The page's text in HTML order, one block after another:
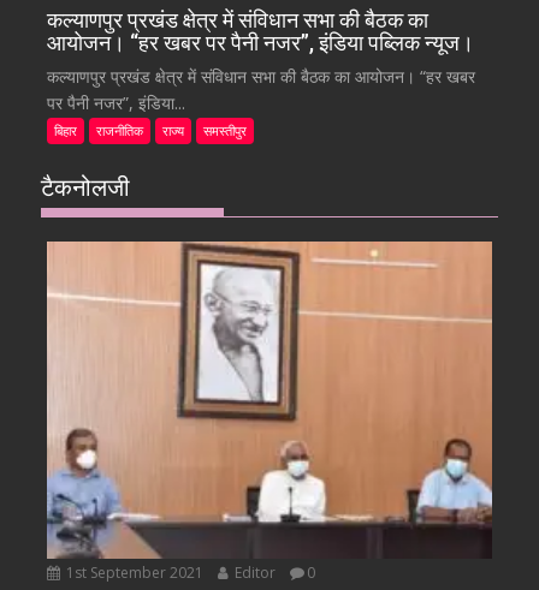
कल्याणपुर प्रखंड क्षेत्र में संविधान सभा की बैठक का
आयोजन। “हर खबर पर पैनी नजर”, इंडिया पब्लिक न्यूज।
कल्याणपुर प्रखंड क्षेत्र में संविधान सभा की बैठक का आयोजन। “हर खबर
पर पैनी नजर”, इंडिया...
बिहार राजनीतिक राज्य समस्तीपुर
टैकनोलजी
1st September 2021 Editor 0